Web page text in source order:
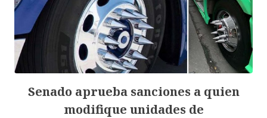
Senado aprueba sanciones a quien
modifique unidades de